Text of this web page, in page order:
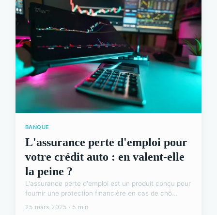
BANQUE
L'assurance perte d'emploi pour
votre crédit auto : en valent-elle
la peine ?
L'assurance perte d'emploi est un produit conçu pour
fournir une protection financière en cas de chô...
25 mars 2025 · 5 min